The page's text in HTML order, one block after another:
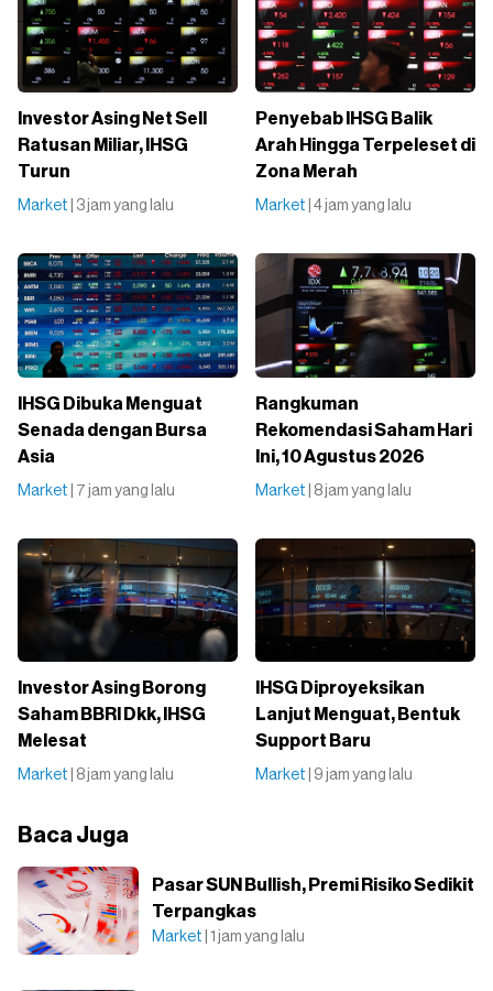
Investor Asing Net Sell
Ratusan Miliar, IHSG
Turun
Market | 3 jam yang lalu
Penyebab IHSG Balik
Arah Hingga Terpeleset di
Zona Merah
Market | 4 jam yang lalu
IHSG Dibuka Menguat
Senada dengan Bursa
Asia
Market | 7 jam yang lalu
Rangkuman
Rekomendasi Saham Hari
Ini, 10 Agustus 2026
Market | 8 jam yang lalu
Investor Asing Borong
Saham BBRI Dkk, IHSG
Melesat
Market | 8 jam yang lalu
IHSG Diproyeksikan
Lanjut Menguat, Bentuk
Support Baru
Market | 9 jam yang lalu
Baca Juga
Pasar SUN Bullish, Premi Risiko Sedikit
Terpangkas
Market | 1 jam yang lalu